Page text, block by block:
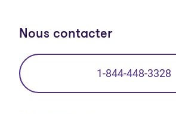
Nous contacter
1-844-448-3328